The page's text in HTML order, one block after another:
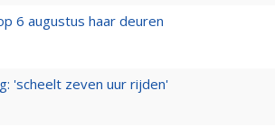
6 augustus haar deuren
'scheelt zeven uur rijden'